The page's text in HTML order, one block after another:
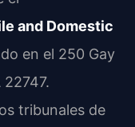
and Domestic
en el 250 Gay
22747.
tribunales de